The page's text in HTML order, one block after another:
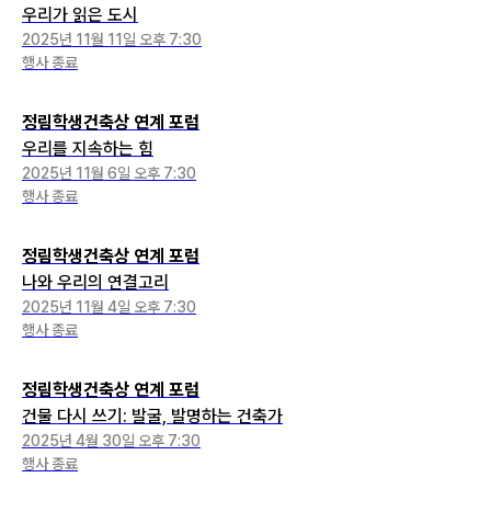
우리가 읽은 도시
2025년 11월 11일 오후 7:30
행사 종료
정림학생건축상 연계 포럼
우리를 지속하는 힘
2025년 11월 6일 오후 7:30
행사 종료
정림학생건축상 연계 포럼
나와 우리의 연결고리
2025년 11월 4일 오후 7:30
행사 종료
정림학생건축상 연계 포럼
건물 다시 쓰기: 발굴, 발명하는 건축가
2025년 4월 30일 오후 7:30
행사 종료